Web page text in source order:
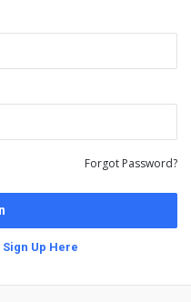
Forgot Password?
Sign Up Here